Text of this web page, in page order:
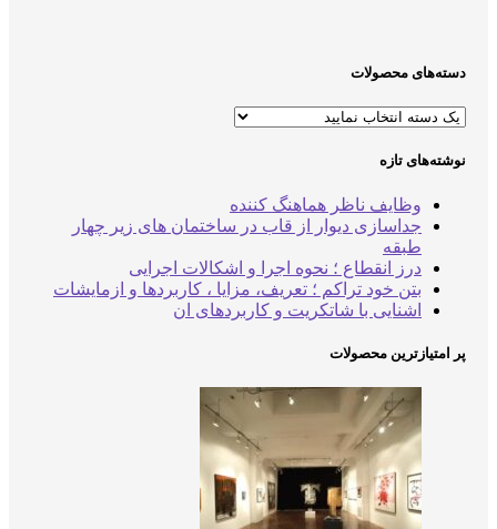
دسته‌های محصولات
نوشته‌های تازه
وظایف ناظر هماهنگ کننده
جداسازی دیوار از قاب در ساختمان های زیر چهار
طبقه
درز انقطاع ؛ نحوه اجرا و اشکالات اجرایی
بتن خود تراکم ؛ تعریف، مزایا ، کاربردها و ازمایشات
اشنایی با شاتکریت و کاربردهای ان
پر امتیازترین محصولات